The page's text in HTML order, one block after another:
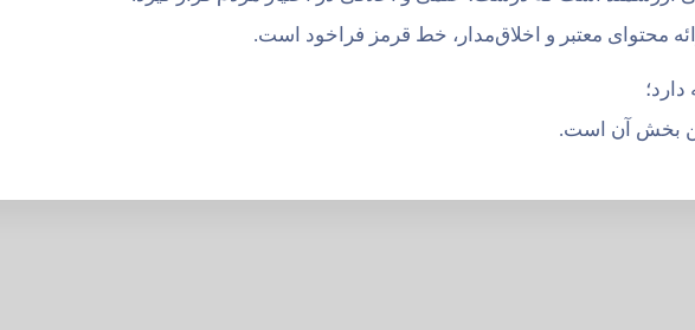
محتوای معتبر و اخلاق‌مدار، خط قرمز فراخود است.
دارد؛
بخش آن است.